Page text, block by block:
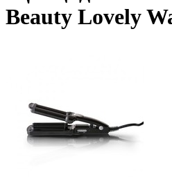
Beauty Lovely